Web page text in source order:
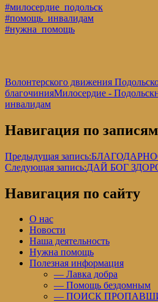
#милосердие_подольск
#помощь_инвалидам
#нужна_помощь
Волонтерского движения
благочинияМилосердие - Подольск
инвалидам
Навигация по записям
Предыдущая запись:
Следующая запись:ДАЙ БОГ
Навигация по сайту
О нас
Новости
Наша деятельность
Нужна помощь
Полезная информация
— Лавка добра
— Помощь бездомным
— ПОИСК